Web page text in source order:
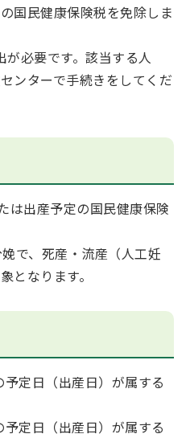
国民健康保険税を免除しま
必要です。該当する人
ンターで手続きをしてくだ
は出産予定の国民健康保険
で、死産・流産（人工妊
となります。
定日（出産日）が属する
定日（出産日）が属する